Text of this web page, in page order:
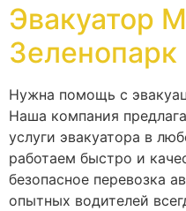
Эвакуатор
Зеленопарк
Нужна помощь с
Наша компания
услуги эвакуатора в
работаем быстро и
безопасное перевозка
опытных водителей